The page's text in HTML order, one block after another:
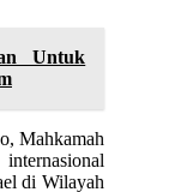
Untuk
Mahkamah
di Wilayah